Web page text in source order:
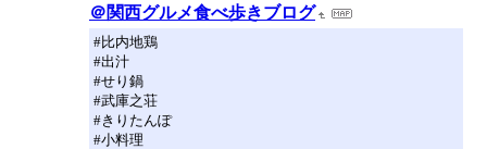
＠関西グルメ食べ歩きブログ
#比内地鶏
#出汁
#せり鍋
#武庫之荘
#きりたんぽ
#小料理